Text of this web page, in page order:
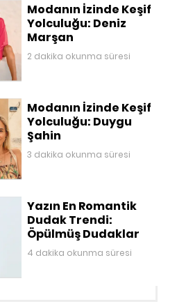
Modanın İzinde Keşif
Yolculuğu: Deniz
Marşan
2 dakika okunma süresi
Modanın İzinde Keşif
Yolculuğu: Duygu
Şahin
3 dakika okunma süresi
Yazın En Romantik
Dudak Trendi:
Öpülmüş Dudaklar
4 dakika okunma süresi